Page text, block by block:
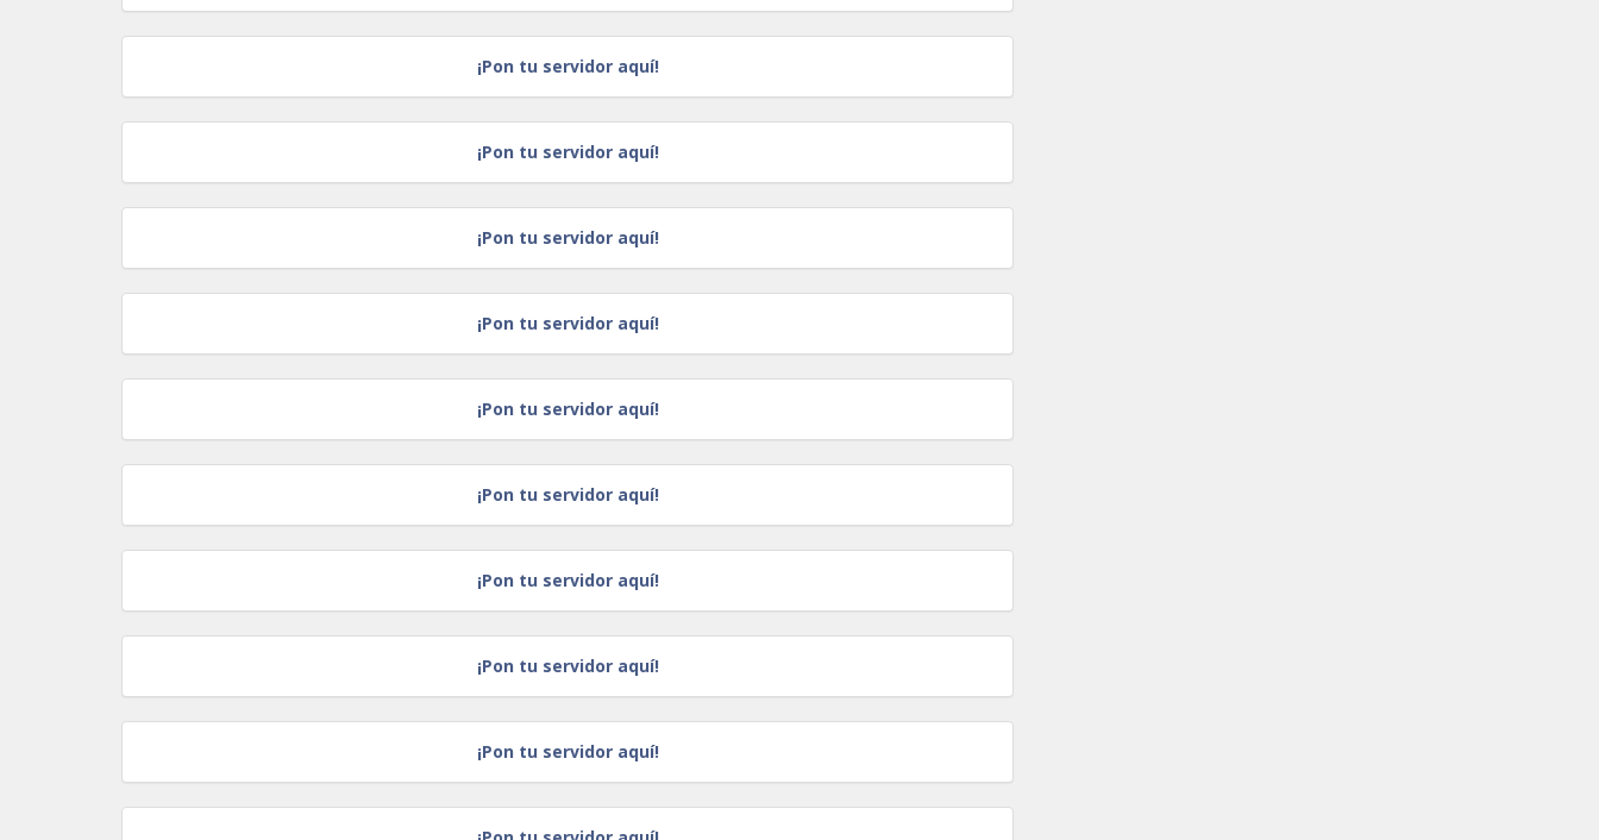
¡Pon tu servidor aquí!
¡Pon tu servidor aquí!
¡Pon tu servidor aquí!
¡Pon tu servidor aquí!
¡Pon tu servidor aquí!
¡Pon tu servidor aquí!
¡Pon tu servidor aquí!
¡Pon tu servidor aquí!
¡Pon tu servidor aquí!